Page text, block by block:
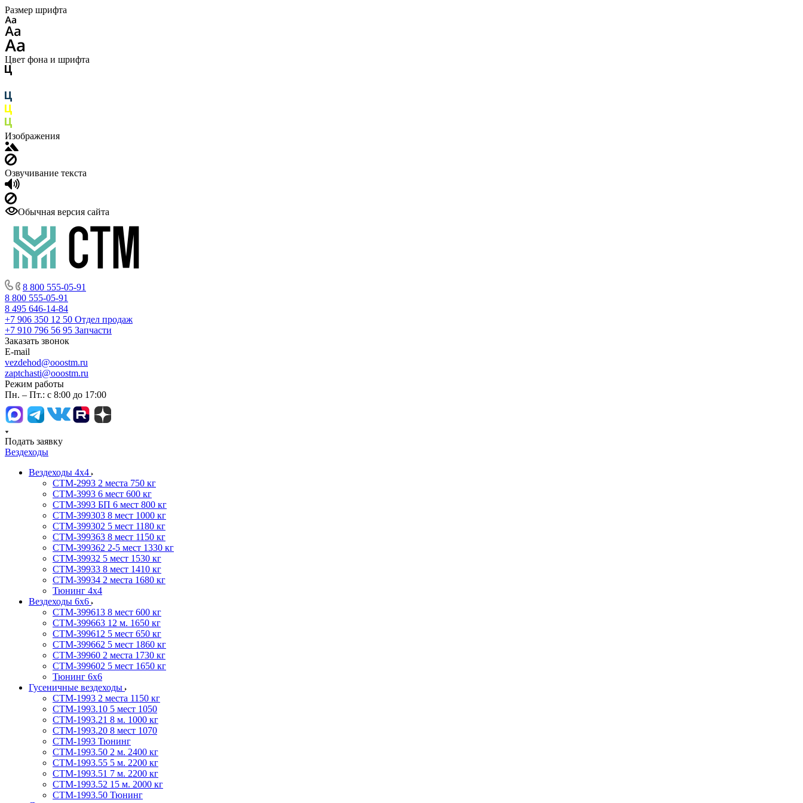
Размер шрифта
Цвет фона и шрифта
Изображения
Озвучивание текста
Обычная версия сайта
8 800 555-05-91
8 800 555-05-91
8 495 646-14-84
+7 906 350 12 50 Отдел продаж
+7 910 796 56 95 Запчасти
Заказать звонок
E-mail
vezdehod@ooostm.ru
zaptchasti@ooostm.ru
Режим работы
Пн. – Пт.: с 8:00 до 17:00
Подать заявку
Вездеходы
Вездеходы 4х4
СТМ-2993 2 места 750 кг
СТМ-3993 6 мест 600 кг
СТМ-3993 БП 6 мест 800 кг
СТМ-399303 8 мест 1000 кг
СТМ-399302 5 мест 1180 кг
СТМ-399363 8 мест 1150 кг
СТМ-399362 2-5 мест 1330 кг
СТМ-39932 5 мест 1530 кг
СТМ-39933 8 мест 1410 кг
СТМ-39934 2 места 1680 кг
Тюнинг 4х4
Вездеходы 6х6
СТМ-399613 8 мест 600 кг
СТМ-399663 12 м. 1650 кг
СТМ-399612 5 мест 650 кг
СТМ-399662 5 мест 1860 кг
СТМ-39960 2 места 1730 кг
СТМ-399602 5 мест 1650 кг
Тюнинг 6х6
Гусеничные вездеходы
СТМ-1993 2 места 1150 кг
СТМ-1993.10 5 мест 1050
СТМ-1993.21 8 м. 1000 кг
СТМ-1993.20 8 мест 1070
СТМ-1993 Тюнинг
СТМ-1993.50 2 м. 2400 кг
СТМ-1993.55 5 м. 2200 кг
СТМ-1993.51 7 м. 2200 кг
СТМ-1993.52 15 м. 2000 кг
СТМ-1993.50 Тюнинг